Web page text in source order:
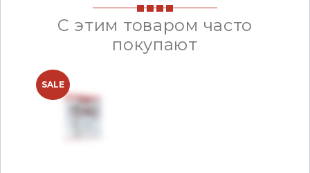
С этим товаром часто
покупают
SALE